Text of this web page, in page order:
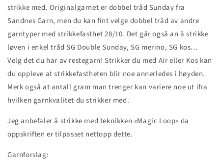
strikke med. Originalgarnet er dobbel tråd Sunday fra
Sandnes Garn, men du kan fint velge dobbel tråd av andre
garntyper med strikkefasthet 28/10. Det går også an å strikke
løven i enkel tråd SG Double Sunday, SG merino, SG kos…
Velg det du har av restegarn! Strikker du med Air eller Kos kan
du oppleve at strikkefastheten blir noe annerledes i høyden.
Merk også at antall gram man trenger kan variere noe ut ifra
hvilken garnkvalitet du strikker med.
Jeg anbefaler å strikke med teknikken «Magic Loop» da
oppskriften er tilpasset nettopp dette.
Garnforslag: